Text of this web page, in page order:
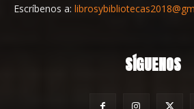
Escríbenos a:
SÍGUENOS